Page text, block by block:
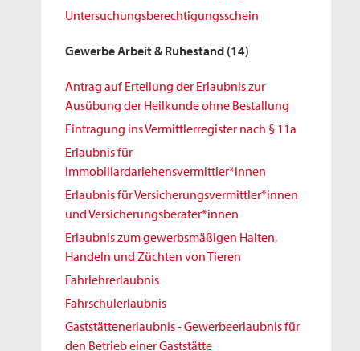
Untersuchungsberechtigungsschein
Gewerbe Arbeit & Ruhestand (14)
Antrag auf Erteilung der Erlaubnis zur
Ausübung der Heilkunde ohne Bestallung
Eintragung ins Vermittlerregister nach § 11a
Erlaubnis für
Immobiliardarlehensvermittler*innen
Erlaubnis für Versicherungsvermittler*innen
und Versicherungsberater*innen
Erlaubnis zum gewerbsmäßigen Halten,
Handeln und Züchten von Tieren
Fahrlehrerlaubnis
Fahrschulerlaubnis
Gaststättenerlaubnis - Gewerbeerlaubnis für
den Betrieb einer Gaststätte